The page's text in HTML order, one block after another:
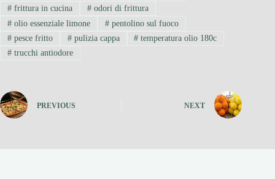
#frittura in cucina #odori di frittura
#olio essenziale limone #pentolino sul fuoco
#pesce fritto #pulizia cappa # temperatura olio 180c
#trucchi antiodore
PREVIOUS NEXT